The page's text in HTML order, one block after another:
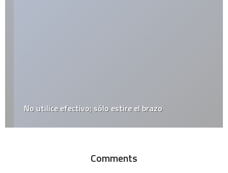
No utilice efectivo; sólo estire el brazo
Comments